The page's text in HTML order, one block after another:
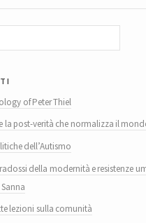
of Peter Thiel
la post-verità che normalizza il
dell’Autismo
della modernità e resistenze
lezioni sulla comunità